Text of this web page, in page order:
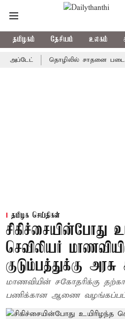
தமிழகம் தேசியம் உலகம்
தொழிலில் சாதனை படைக்க
தமிழக செய்திகள்
சிகிச்சையின்போது
செவிலியர்
குடும்பத்துக்கு
மாணவியின் சகோதரிக்கு
பணிக்கான ஆணை